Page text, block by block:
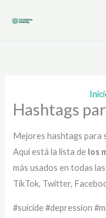
Hashtags
Mejores hashtags para
Aquí está la lista de los
más usados en todas
TikTok, Twitter,
#suicide #depression